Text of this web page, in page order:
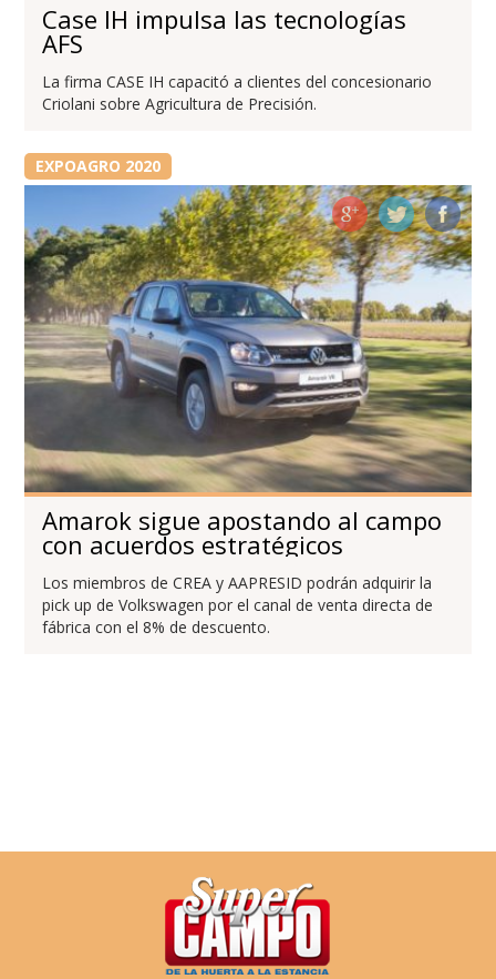
Case IH impulsa las tecnologías
AFS
La firma CASE IH capacitó a clientes del concesionario
Criolani sobre Agricultura de Precisión.
EXPOAGRO 2020
Amarok sigue apostando al campo
con acuerdos estratégicos
Los miembros de CREA y AAPRESID podrán adquirir la
pick up de Volkswagen por el canal de venta directa de
fábrica con el 8% de descuento.